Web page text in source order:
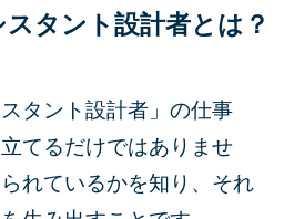
タント設計者とは？
タント設計者」の仕事
てるだけではありませ
れているかを知り、それ